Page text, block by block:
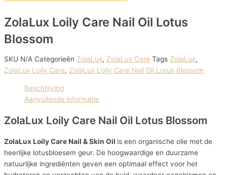
ZolaLux Loily Care Nail Oil Lotus
Blossom
SKU N/A Categorieën ZolaLux, ZolaLux Care Tags ZolaLux,
ZolaLux Loily Care, ZolaLux Loily Care Nail Oil Lotus Blossom
Beschrijving
Aanvullende informatie
ZolaLux Loily Care Nail Oil Lotus Blossom
ZolaLux Loily Care Nail & Skin Oil is een organische olie met de
heerlijke lotusbloesem geur. De hoogwaardige en duurzame
natuurlijke ingrediënten geven een optimaal effect voor het